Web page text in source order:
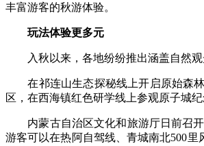
丰富游客的秋游体验。
玩法体验更多元
入秋以来，各地纷纷推出涵盖自然观
在祁连山生态探秘线上开启原始森林
区，在西海镇红色研学线上参观原子城
内蒙古自治区文化和旅游厅日前召开
游客可以在热阿自驾线、青城南北500